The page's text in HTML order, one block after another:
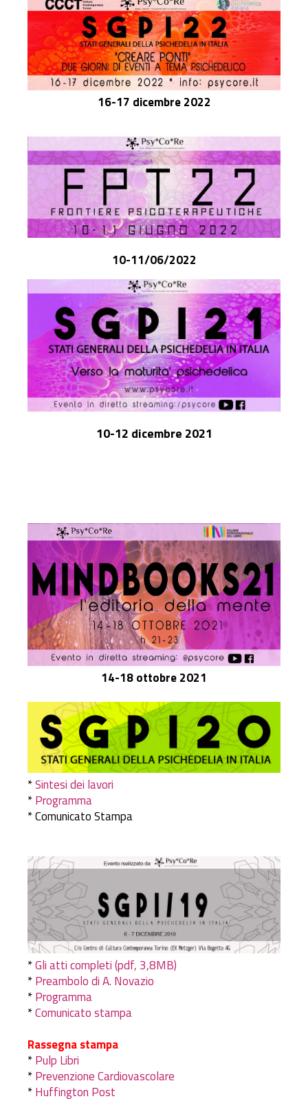
16-17 dicembre 2022
10-11/06/2022
10-12 dicembre 2021
14-18 ottobre 2021
*Sintesi dei lavori
*Programma
* Comunicato Stampa
*Gli atti completi (pdf, 3,8MB)
*Preambolo di A. Novazio
*Programma
*Comunicato stampa
Rassegna stampa
*Pulp Libri
*Prevenzione Cardiovascolare
*Huffington Post